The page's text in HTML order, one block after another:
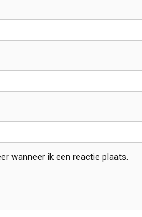
wanneer ik een reactie plaats.